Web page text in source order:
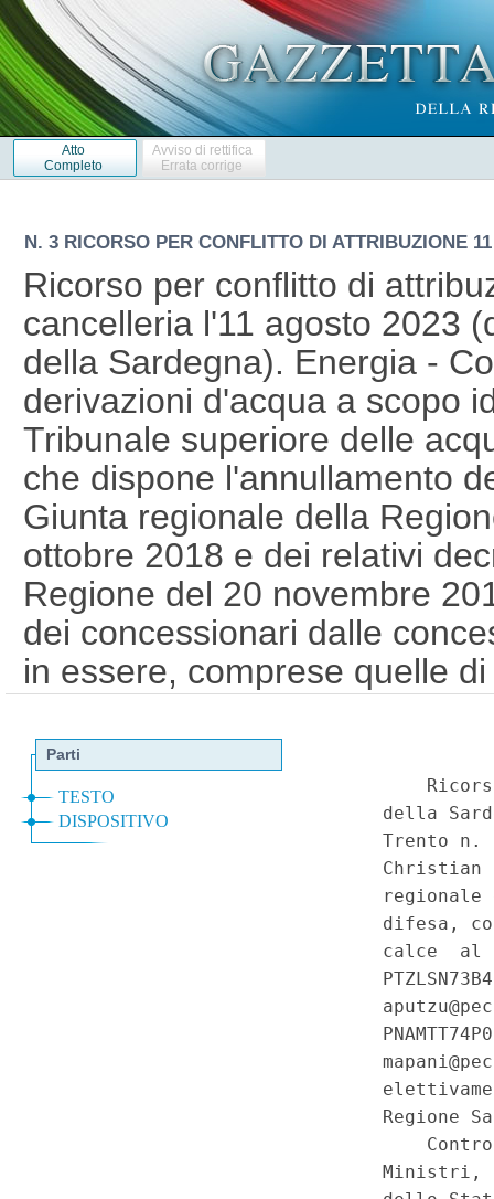
Atto
Completo
Avviso di rettifica
Errata corrige
N. 3 RICORSO PER CONFLITTO DI ATTRIBUZIONE
Ricorso per conflitto di
cancelleria l'11 agosto 2023
della Sardegna). Energia -
derivazioni d'acqua a scopo
Tribunale superiore delle
che dispone l'annullamento
Giunta regionale della
ottobre 2018 e dei relativi
Regione del 20 novembre
dei concessionari dalle
in essere, comprese quelle
acque pubbliche n. 87 del
cancelleria il 12 maggio
Speciale - Corte